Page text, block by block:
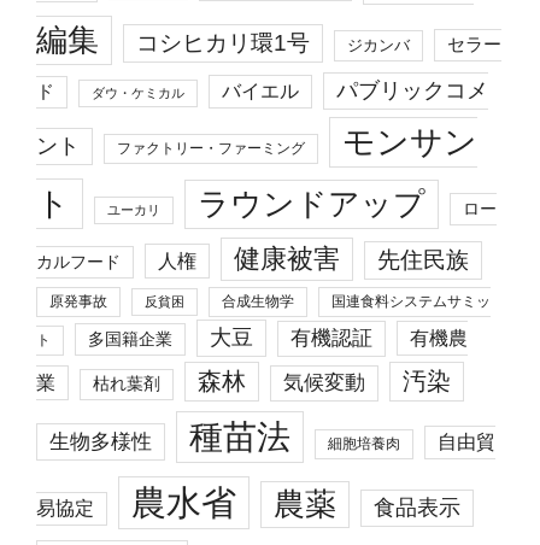
編集
コシヒカリ環1号 ジカンバ セラー
ド ダウ・ケミカル バイエル パブリックコメ
ント ファクトリー・ファーミング
モンサン
ト
ユーカリ ラウンドアップ ロー
カルフード 人権 健康被害 先住民族
原発事故 反貧困 合成生物学 国連食料システムサミッ
ト 多国籍企業 大豆 有機認証 有機農
業 枯れ葉剤 森林 気候変動 汚染
生物多様性 種苗法 細胞培養肉 自由貿
易協定 農水省 農薬 食品表示